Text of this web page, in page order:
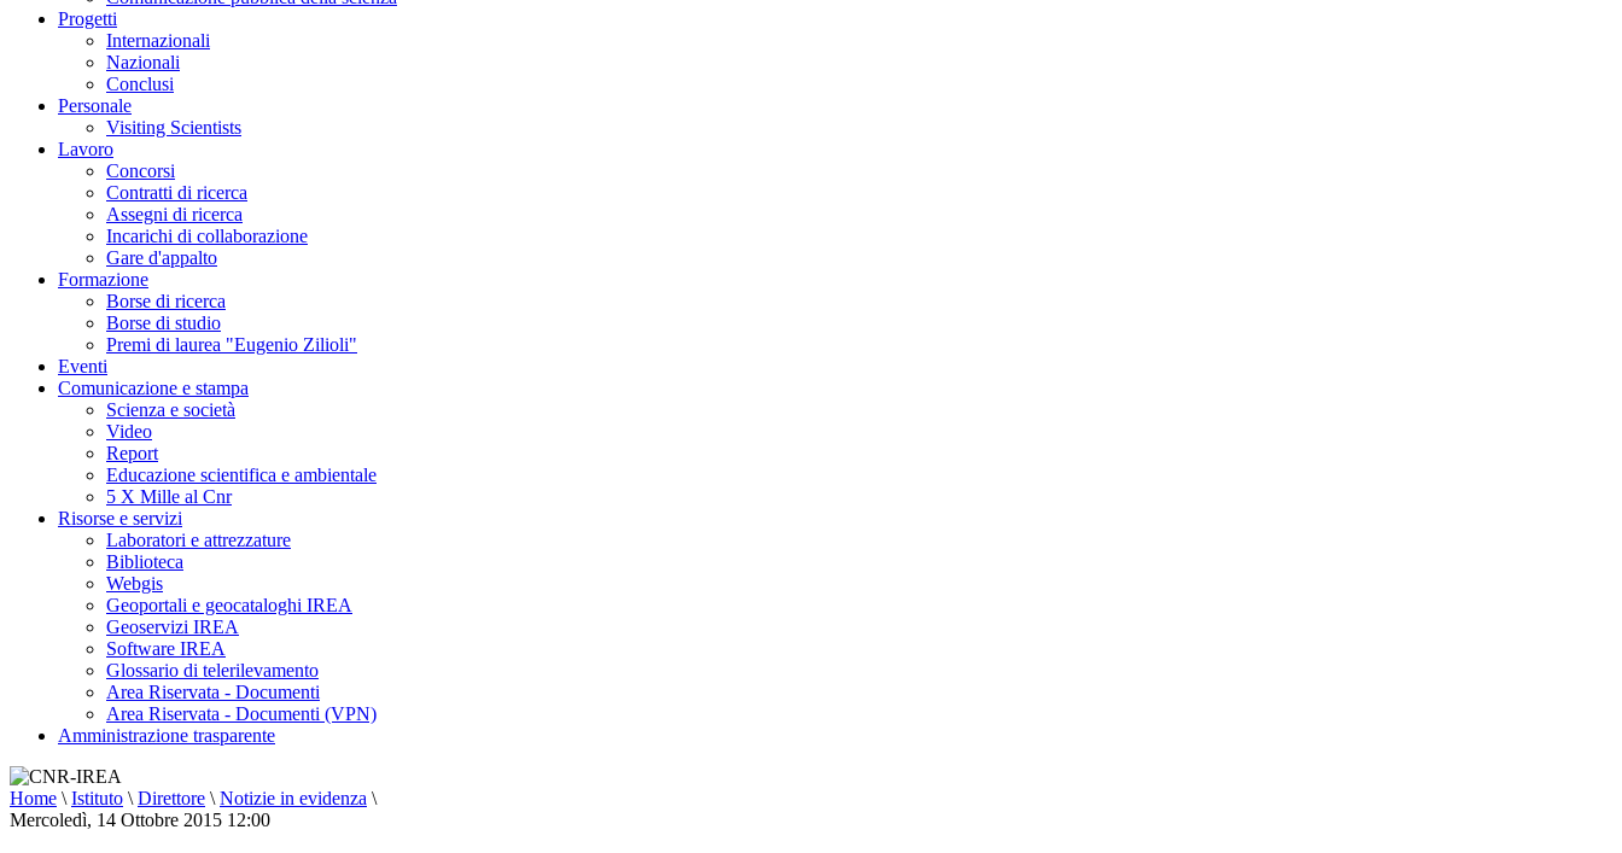
Progetti
Internazionali
Nazionali
Conclusi
Personale
Visiting Scientists
Lavoro
Concorsi
Contratti di ricerca
Assegni di ricerca
Incarichi di collaborazione
Gare d'appalto
Formazione
Borse di ricerca
Borse di studio
Premi di laurea "Eugenio Zilioli"
Eventi
Comunicazione e stampa
Scienza e società
Video
Report
Educazione scientifica e ambientale
5 X Mille al Cnr
Risorse e servizi
Laboratori e attrezzature
Biblioteca
Webgis
Geoportali e geocataloghi IREA
Geoservizi IREA
Software IREA
Glossario di telerilevamento
Area Riservata - Documenti
Area Riservata - Documenti (VPN)
Amministrazione trasparente
Home \ Istituto \ Direttore \ Notizie in evidenza \
Mercoledì, 14 Ottobre 2015 12:00